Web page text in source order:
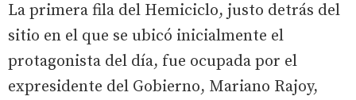
La primera fila del Hemiciclo, justo detrás del
sitio en el que se ubicó inicialmente el
protagonista del día, fue ocupada por el
expresidente del Gobierno, Mariano Rajoy,